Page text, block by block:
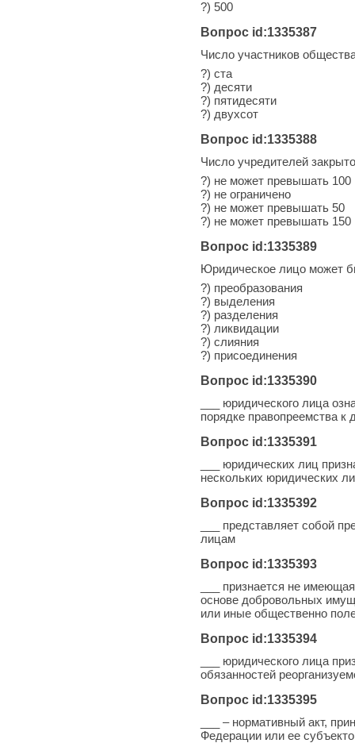
?) 500
Вопрос id:1335387
Число участников
?) ста
?) десяти
?) пятидесяти
?) двухсот
Вопрос id:1335388
Число учредителей
?) не может превышать 100
?) не ограничено
?) не может превышать 50
?) не может превышать 150
Вопрос id:1335389
Юридическое лицо может
?) преобразования
?) выделения
?) разделения
?) ликвидации
?) слияния
?) присоединения
Вопрос id:1335390
___ юридического лица
порядке правопреемства к
Вопрос id:1335391
___ юридических лиц
нескольких юридических
Вопрос id:1335392
___ представляет собой
лицам
Вопрос id:1335393
___ признается не
основе добровольных
или иные общественно
Вопрос id:1335394
___ юридического лица
обязанностей
Вопрос id:1335395
___ – нормативный акт,
Федерации или ее